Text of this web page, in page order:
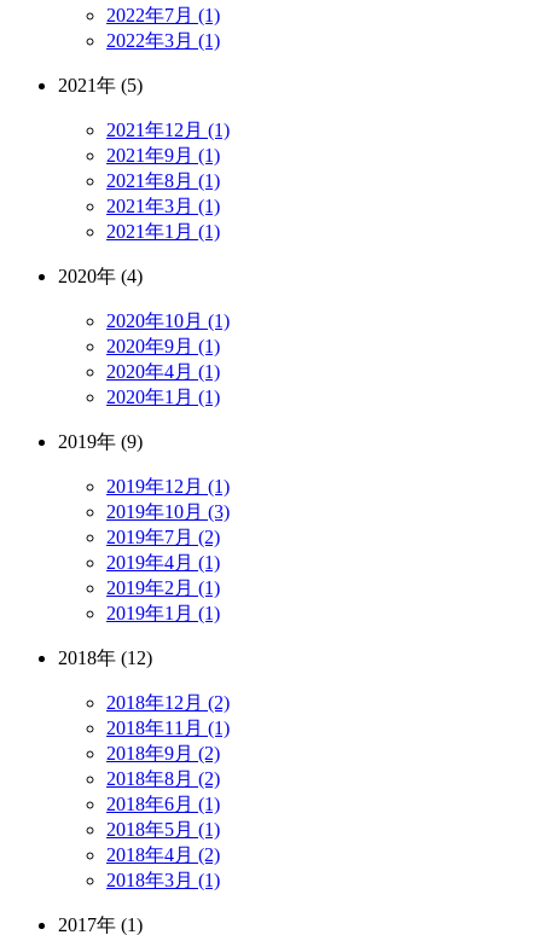
2022年7月 (1)
2022年3月 (1)
2021年 (5)
2021年12月 (1)
2021年9月 (1)
2021年8月 (1)
2021年3月 (1)
2021年1月 (1)
2020年 (4)
2020年10月 (1)
2020年9月 (1)
2020年4月 (1)
2020年1月 (1)
2019年 (9)
2019年12月 (1)
2019年10月 (3)
2019年7月 (2)
2019年4月 (1)
2019年2月 (1)
2019年1月 (1)
2018年 (12)
2018年12月 (2)
2018年11月 (1)
2018年9月 (2)
2018年8月 (2)
2018年6月 (1)
2018年5月 (1)
2018年4月 (2)
2018年3月 (1)
2017年 (1)